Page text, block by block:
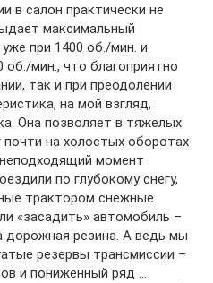
в салон практически не
максимальный
при 1400 об./мин. и
мин., что благоприятно
так и при преодолении
на мой взгляд,
Она позволяет в тяжелых
почти на холостых оборотах
момент
по глубокому снегу,
трактором снежные
«засадить» автомобиль –
дорожная резина. А ведь мы
резервы трансмиссии –
и пониженный ряд …